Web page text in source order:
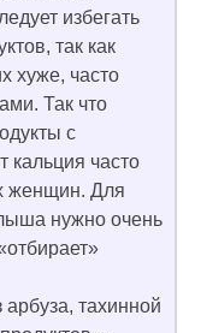
избегать
так как
хуже, часто
Так что
с
кальция часто
женщин. Для
нужно очень
тахинной